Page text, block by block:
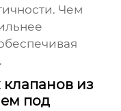
Чем
из
под